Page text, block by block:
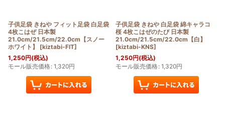
子供足袋 きねや フィット足袋 白足袋
4枚こはぜ 日本製
21.0cm/21.5cm/22.0cm【スノー
ホワイト】
[kiztabi-FIT]
1,250円(税込)
モール販売価格: 1,320円
子供足袋 きねや 白足袋 綿キャラコ
桜 4枚こはぜのたび 日本製
21.0cm/21.5cm/22.0cm【白】
[kiztabi-KNS]
1,250円(税込)
モール販売価格: 1,320円